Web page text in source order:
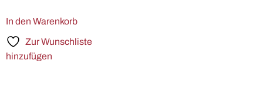
In den Warenkorb
Zur Wunschliste
hinzufügen